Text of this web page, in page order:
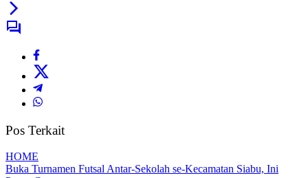
Pos Terkait
HOME
Buka Turnamen Futsal Antar-Sekolah se-Kecamatan Siabu, Ini